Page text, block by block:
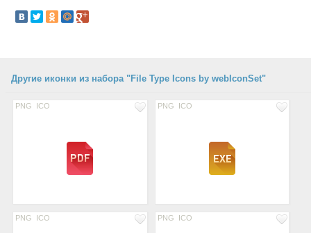
Другие иконки из набора "File Type Icons by webIconSet"
PNG ICO PNG ICO
PNG ICO PNG ICO